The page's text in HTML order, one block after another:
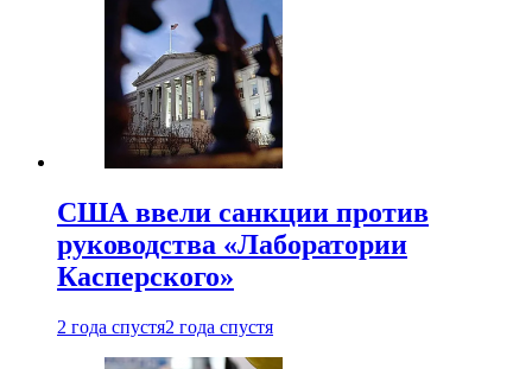
США ввели санкции против
руководства «Лаборатории
Касперского»
2 года спустя2 года спустя